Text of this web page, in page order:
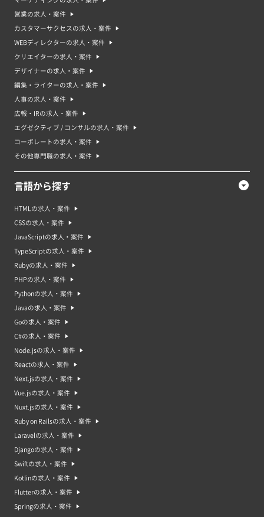
営業の求人・案件
カスタマーサクセスの求人・案件
WEBディレクターの求人・案件
クリエイターの求人・案件
デザイナーの求人・案件
編集・ライターの求人・案件
人事の求人・案件
広報・IRの求人・案件
エグゼクティブ / コンサルの求人・案件
コーポレートの求人・案件
その他専門職の求人・案件
言語から探す
HTMLの求人・案件
CSSの求人・案件
JavaScriptの求人・案件
TypeScriptの求人・案件
Rubyの求人・案件
PHPの求人・案件
Pythonの求人・案件
Javaの求人・案件
Goの求人・案件
C#の求人・案件
Node.jsの求人・案件
Reactの求人・案件
Next.jsの求人・案件
Vue.jsの求人・案件
Nuxt.jsの求人・案件
Ruby on Railsの求人・案件
Laravelの求人・案件
Djangoの求人・案件
Swiftの求人・案件
Kotlinの求人・案件
Flutterの求人・案件
Springの求人・案件